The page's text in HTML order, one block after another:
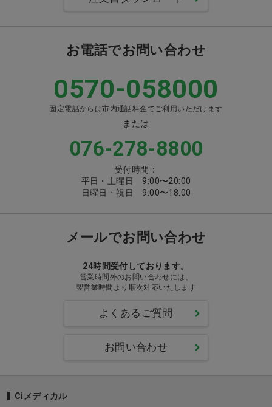
お電話でお問い合わせ
0570-058000
固定電話からは市内通話料金でご利用いただけます
または
076-278-8800
受付時間：
平日・土曜日 9:00〜20:00
日曜日・祝日 9:00〜18:00
メールでお問い合わせ
24時間受付しております。
営業時間外のお問い合わせには、
翌営業時間より順次対応いたします
よくあるご質問
お問い合わせ
Ciメディカル